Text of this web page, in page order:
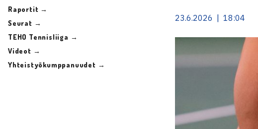
Raportit →
Seurat →
TEHO Tennisliiga →
Videot →
Yhteistyökumppanuudet →
23.6.2026 | 18:04